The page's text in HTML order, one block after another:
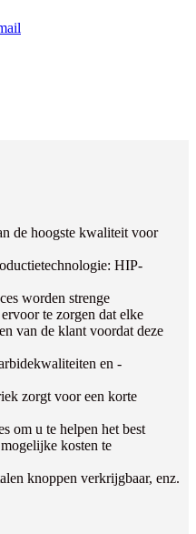
de hoogste kwaliteit voor
HIP-
worden strenge
te zorgen dat elke
van de klant voordat deze
en -
zorgt voor een korte
om u te helpen het best
kosten te
knoppen verkrijgbaar, enz.